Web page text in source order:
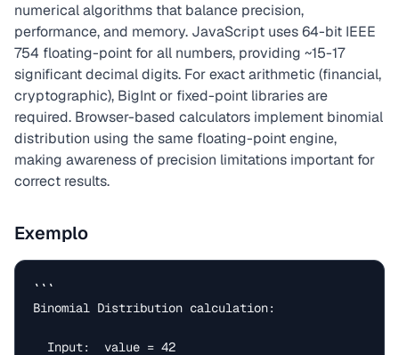
numerical algorithms that balance precision,
performance, and memory. JavaScript uses 64-bit IEEE
754 floating-point for all numbers, providing ~15-17
significant decimal digits. For exact arithmetic (financial,
cryptographic), BigInt or fixed-point libraries are
required. Browser-based calculators implement binomial
distribution using the same floating-point engine,
making awareness of precision limitations important for
correct results.
Exemplo
```
Binomial Distribution calculation: